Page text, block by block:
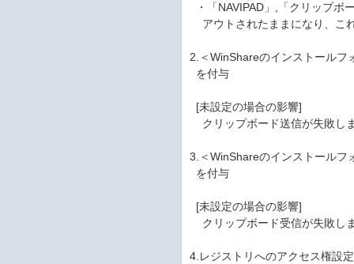
・「NAVIPAD」,「クリップボ
アウトされたままになり、こ
2.＜WinShareのインストールフ
を付与
[未設定の場合の影響]
クリップボード送信が失敗し
3.＜WinShareのインストールフ
を付与
[未設定の場合の影響]
クリップボード受信が失敗し
4.レジストリへのアクセス権設定